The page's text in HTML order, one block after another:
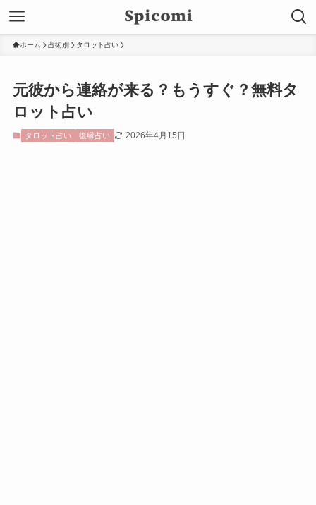
ホーム 占術別 タロット占い
元彼から連絡が来る？もうすぐ？無料タ
ロット占い
タロット占い 復縁占い 2026年4月15日